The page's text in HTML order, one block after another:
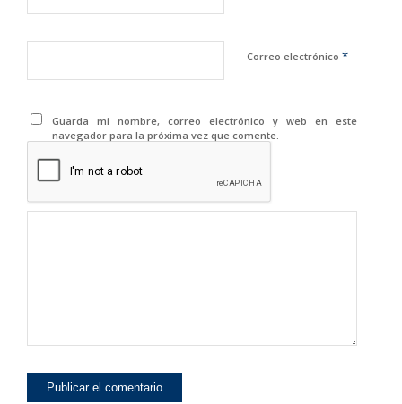
Correo electrónico *
Guarda mi nombre, correo electrónico y web en este
navegador para la próxima vez que comente.